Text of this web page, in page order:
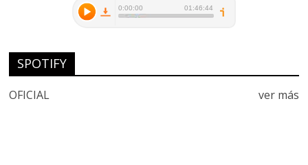
SPOTIFY
ver más
OFICIAL